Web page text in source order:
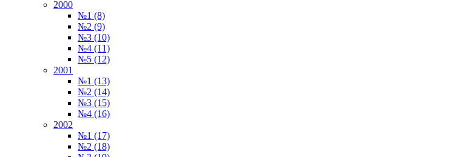
2000
№1 (8)
№2 (9)
№3 (10)
№4 (11)
№5 (12)
2001
№1 (13)
№2 (14)
№3 (15)
№4 (16)
2002
№1 (17)
№2 (18)